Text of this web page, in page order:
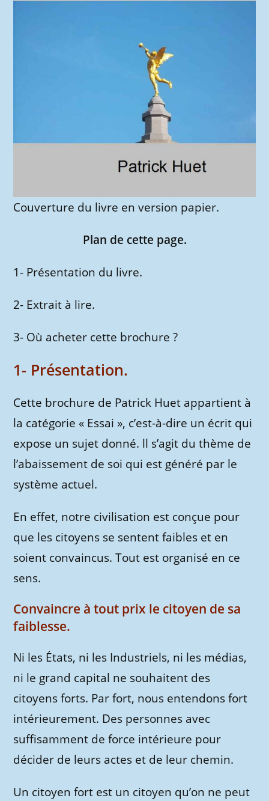
Couverture du livre en version papier.
Plan de cette page.
1- Présentation du livre.
2- Extrait à lire.
3- Où acheter cette brochure ?
1- Présentation.
Cette brochure de Patrick Huet appartient à
la catégorie « Essai », c’est-à-dire un écrit qui
expose un sujet donné. ll s’agit du thème de
l’abaissement de soi qui est généré par le
système actuel.
En effet, notre civilisation est conçue pour
que les citoyens se sentent faibles et en
soient convaincus. Tout est organisé en ce
sens.
Convaincre à tout prix le citoyen de sa
faiblesse.
Ni les États, ni les Industriels, ni les médias,
ni le grand capital ne souhaitent des
citoyens forts. Par fort, nous entendons fort
intérieurement. Des personnes avec
suffisamment de force intérieure pour
décider de leurs actes et de leur chemin.
Un citoyen fort est un citoyen qu’on ne peut